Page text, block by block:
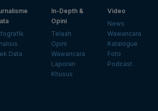
Data
In-Depth &
Opini
Telaah
Opini
Wawancara
Laporan
Khusus
Video
News
Wawancara
Katalogue
Foto
Podcast